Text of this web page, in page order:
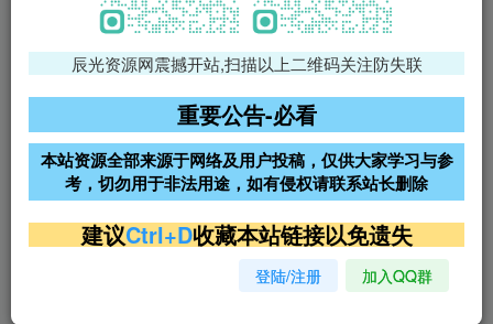
免费领支付宝红包
腾讯轻量4核4G3M服务器38元/
阿里云2核2G200M服务器68元/
年
雨云高防免备案服务器
超低价文字广告位招租 超低价文字广告位招租
超低价文字广告位招租
辰光资源网震撼开站,扫描以上二维码关注防失联
重要公告-必看
本站资源全部来源于网络及用户投稿，仅供大家学习与参
考，切勿用于非法用途，如有侵权请联系站长删除
建议Ctrl+D收藏本站链接以免遗失
登陆/注册 加入QQ群